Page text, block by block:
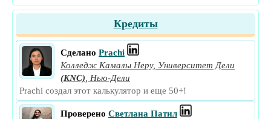
Кредиты
Сделано Prachi
Колледж Камалы Неру, Университет Дели
(KNC)
Нью-Дели
Prachi создал этот калькулятор и еще 50+!
Проверено Светлана Патил